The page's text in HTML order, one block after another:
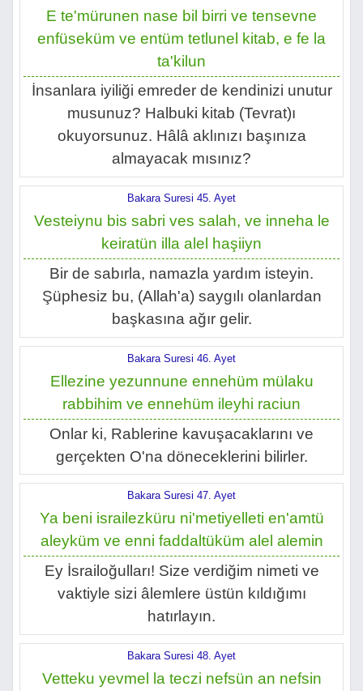
E te'mürunen nase bil birri ve tensevne
enfüseküm ve entüm tetlunel kitab, e fe la
ta'kilun
İnsanlara iyiliği emreder de kendinizi unutur
musunuz? Halbuki kitab (Tevrat)ı
okuyorsunuz. Hâlâ aklınızı başınıza
almayacak mısınız?
Bakara Suresi 45. Ayet
Vesteiynu bis sabri ves salah, ve inneha le
keiratün illa alel haşiiyn
Bir de sabırla, namazla yardım isteyin.
Şüphesiz bu, (Allah'a) saygılı olanlardan
başkasına ağır gelir.
Bakara Suresi 46. Ayet
Ellezine yezunnune ennehüm mülaku
rabbihim ve ennehüm ileyhi raciun
Onlar ki, Rablerine kavuşacaklarını ve
gerçekten O'na döneceklerini bilirler.
Bakara Suresi 47. Ayet
Ya beni israilezküru ni'metiyelleti en'amtü
aleyküm ve enni faddaltüküm alel alemin
Ey İsrailoğulları! Size verdiğim nimeti ve
vaktiyle sizi âlemlere üstün kıldığımı
hatırlayın.
Bakara Suresi 48. Ayet
Vetteku yevmel la teczi nefsün an nefsin